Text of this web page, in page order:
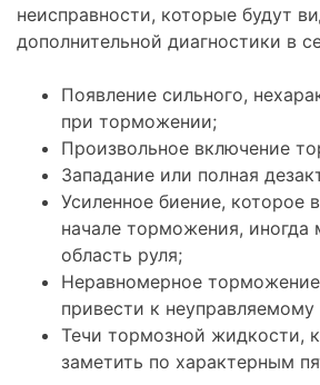
неисправности, которые будут
дополнительной диагностики в
Появление сильного,
при торможении;
Произвольное включение
Западание или полная
Усиленное биение, которое
начале торможения, иногда
область руля;
Неравномерное
привести к неуправляемому
Течи тормозной жидкости,
заметить по характерным